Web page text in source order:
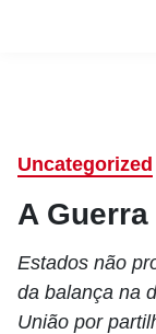
Uncategorized
A
Estados não
da balança na
União por